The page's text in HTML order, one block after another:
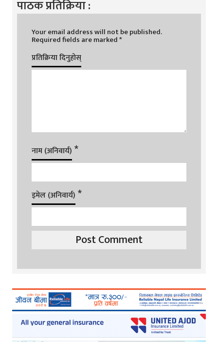
पाठक प्रतिक्रिया :
Your email address will not be published.
Required fields are marked*
प्रतिक्रिया दिनुहोस्
नाम (अनिवार्य) *
इमेल (अनिवार्य) *